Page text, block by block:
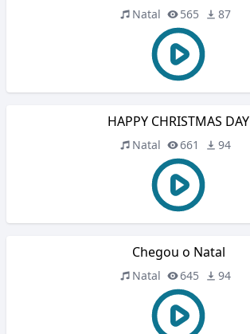
Natal 565 87
HAPPY CHRISTMAS DAY
Natal 661 94
Chegou o Natal
Natal 645 94